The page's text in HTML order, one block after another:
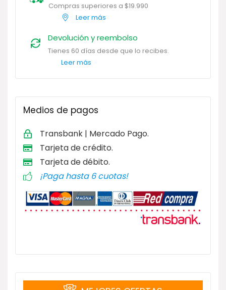
Compras superiores a $19.990
Leer más
Devolución y reembolso
Tienes 60 días desde que lo recibes.
Leer más
Medios de pagos
Transbank | Mercado Pago.
Tarjeta decrédito.
Tarjeta de débito.
¡Paga hasta 6 cuotas!